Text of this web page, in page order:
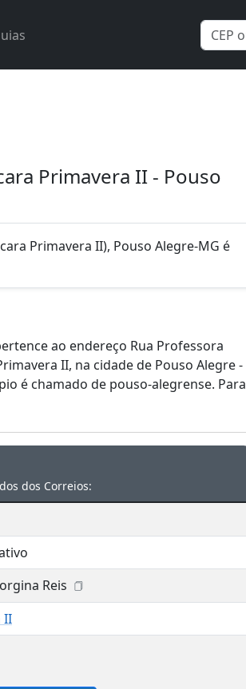
Primavera II - Pouso
Primavera II), Pouso Alegre-MG é
ao endereço Rua Professora
II, na cidade de Pouso Alegre -
é chamado de pouso-alegrense. Para
dos Correios:
Reis
II